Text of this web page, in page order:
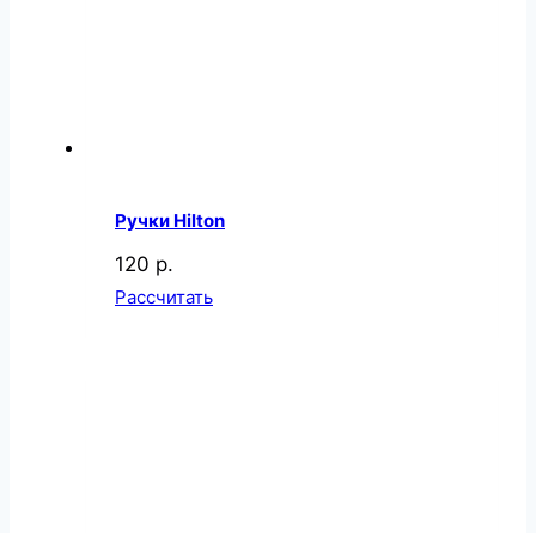
Ручки Hilton
120 р.
Рассчитать